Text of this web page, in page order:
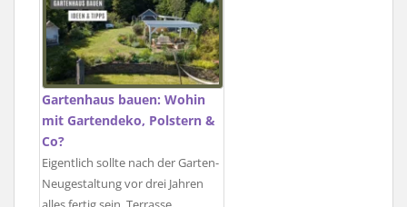
Gartenhaus bauen: Wohin
mit Gartendeko, Polstern &
Co?
Eigentlich sollte nach der Garten-
Neugestaltung vor drei Jahren